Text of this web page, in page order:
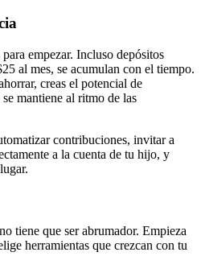
empezar. Incluso depósitos
al mes, se acumulan con el tiempo.
creas el potencial de
mantiene al ritmo de las
contribuciones, invitar a
a la cuenta de tu hijo, y
tiene que ser abrumador. Empieza
herramientas que crezcan con tu